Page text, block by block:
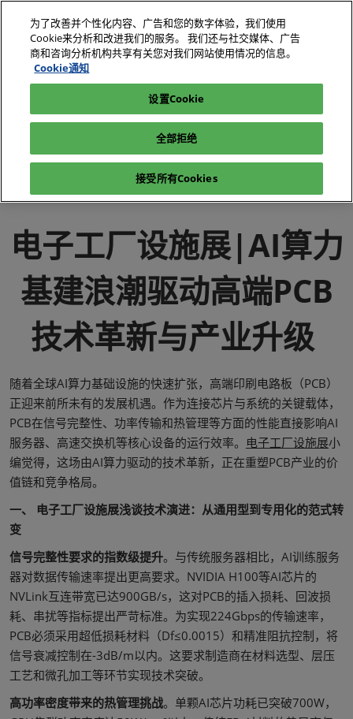
2026年10月27-29日
深圳国际会展中心（宝安）
电子展|绿色工厂展|电子工厂设施展
电子展|绿色工厂展-行业新闻-电子工厂设施展
电子工厂设施展|AI算力基建浪潮驱动高端PCB技术革新与产业
升级
电子工厂设施展|AI算力
基建浪潮驱动高端PCB
技术革新与产业升级
随着全球AI算力基础设施的快速扩张，高端印刷电路板（PCB）
正迎来前所未有的发展机遇。作为连接芯片与系统的关键载体，
PCB在信号完整性、功率传输和热管理等方面的性能直接影响AI
服务器、高速交换机等核心设备的运行效率。 电子工厂设施展小
编觉得，这场由AI算力驱动的技术革新，正在重塑PCB产业的价
值链和竞争格局。
一、 电子工厂设施展浅谈技术演进：从通用型到专用化的范式转
变
信号完整性要求的指数级提升。与传统服务器相比，AI训练服务
器对数据传输速率提出更高要求。NVIDIA H100等AI芯片的
NVLink互连带宽已达900GB/s，这对PCB的插入损耗、回波损
耗、串扰等指标提出严苛标准。为实现224Gbps的传输速率，
PCB必须采用超低损耗材料（Df≤0.0015）和精准阻抗控制，将
信号衰减控制在-3dB/m以内。这要求制造商在材料选型、层压
工艺和微孔加工等环节实现技术突破。
高功率密度带来的热管理挑战。单颗AI芯片功耗已突破700W，
为了改善并个性化内容、广告和您的数字体验，我们使用
Cookie来分析和改进我们的服务。 我们还与社交媒体、广告
商和咨询分析机构共享有关您对我们网站使用情况的信息。
Cookie通知
设置Cookie
全部拒绝
接受所有Cookies